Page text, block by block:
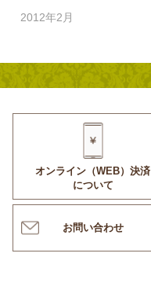
2012年2月
オンライン（WEB）決済
について
お問い合わせ